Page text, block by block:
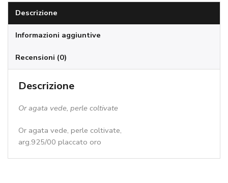
Descrizione
Informazioni aggiuntive
Recensioni (0)
Descrizione
Or agata vede, perle coltivate
Or agata vede, perle coltivate ,
arg.925/00 placcato oro